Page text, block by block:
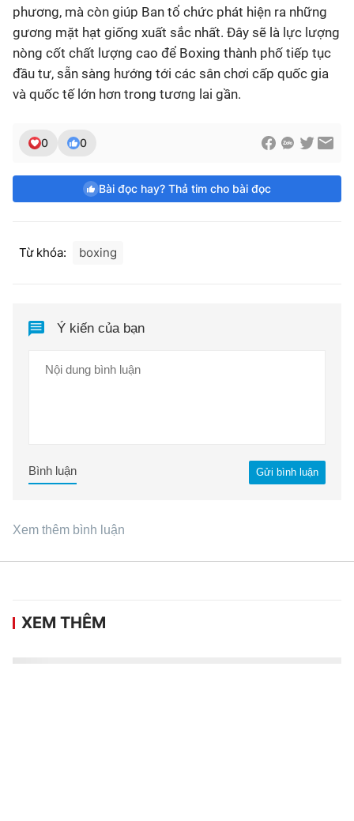
phương, mà còn giúp Ban tổ chức phát hiện ra những
gương mặt hạt giống xuất sắc nhất. Đây sẽ là lực lượng
nòng cốt chất lượng cao để Boxing thành phố tiếp tục
đầu tư, sẵn sàng hướng tới các sân chơi cấp quốc gia
và quốc tế lớn hơn trong tương lai gần.
0 0
Bài đọc hay? Thả tim cho bài đọc
Từ khóa: boxing
Ý kiến của bạn
Gửi bình luận
Bình luận
Xem thêm bình luận
XEM THÊM